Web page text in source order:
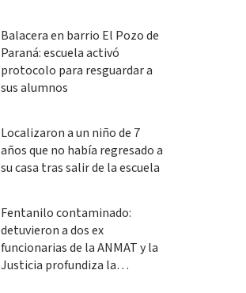
Balacera en barrio El Pozo de
Paraná: escuela activó
protocolo para resguardar a
sus alumnos
Localizaron a un niño de 7
años que no había regresado a
su casa tras salir de la escuela
Fentanilo contaminado:
detuvieron a dos ex
funcionarias de la ANMAT y la
Justicia profundiza la